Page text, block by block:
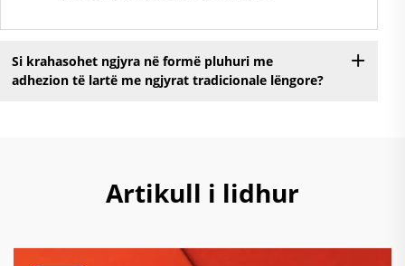
Si krahasohet ngjyra në formë pluhuri me
adhezion të lartë me ngjyrat tradicionale lëngore?
Artikull i lidhur